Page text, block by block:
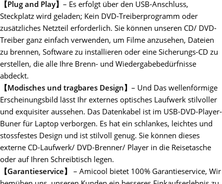
【Plug and Play】 – Es erfolgt über den USB-Anschluss,
Steckplatz wird geladen; Kein DVD-Treiberprogramm oder
zusätzliches Netzteil erforderlich. Sie können unseren CD/ DVD-
Treiber ganz einfach verwenden, um Filme anzusehen, Dateien
zu brennen, Software zu installieren oder eine Sicherungs-CD zu
erstellen, die alle Ihre Brenn- und Wiedergabebedürfnisse
abdeckt.
【Modisches und tragbares Design】 – Und Das wellenförmige
Erscheinungsbild lässt Ihr externes optisches Laufwerk stilvoller
und exquisiter aussehen. Das Datenkabel ist im USB-DVD-Player-
Buner für Laptop verborgen. Es hat ein schlankes, leichtes und
stossfestes Design und ist stilvoll genug. Sie können dieses
externe CD-Laufwerk/ DVD-Brenner/ Player in die Reisetasche
oder auf Ihren Schreibtisch legen.
【Garantieservice】
– Amicool bietet 100% Garantieservice, Wir